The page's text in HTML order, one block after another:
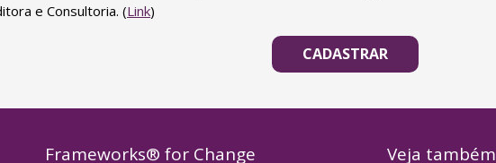
e Consultoria. (Link)
Frameworks® for Change Veja também